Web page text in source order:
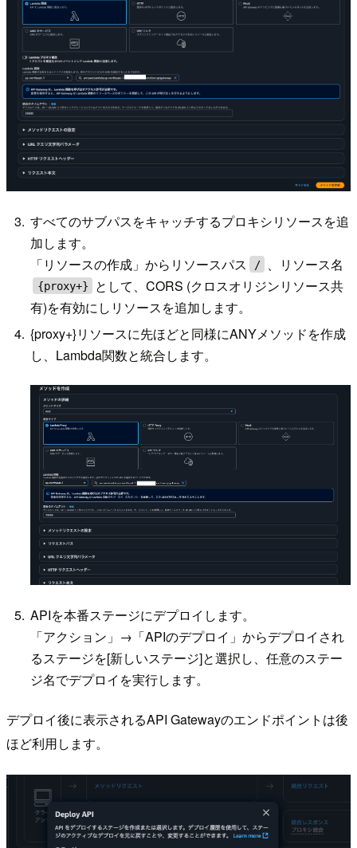
すべてのサブパスをキャッチするプロキシリソースを追
加します。
「リソースの作成」からリソースパス
/ 、リソース名
{proxy+}
として、CORS (クロスオリジンリソース共
有)を有効にしリソースを追加します。
{proxy+}リソースに先ほどと同様にANYメソッドを作成
し、Lambda関数と統合します。
APIを本番ステージにデプロイします。
「アクション」→「APIのデプロイ」からデプロイされ
るステージを[新しいステージ]と選択し、任意のステー
ジ名でデプロイを実行します。
デプロイ後に表示されるAPI Gatewayのエンドポイントは後
ほど利用します。